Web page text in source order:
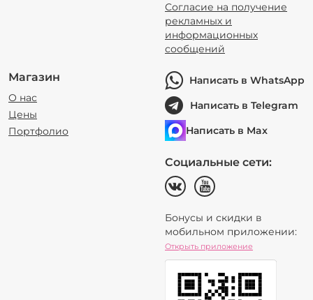
Согласие на получение
рекламных и
информационных
сообщений
Магазин
О нас
Цены
Портфолио
Написать в WhatsApp
Написать в Telegram
Написать в Max
Социальные сети:
Бонусы и скидки в
мобильном приложении:
Открыть приложение